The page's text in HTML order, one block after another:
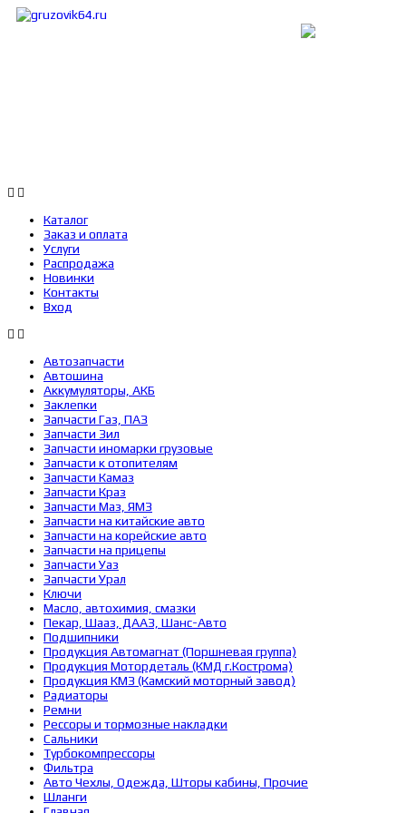
Каталог
Заказ и оплата
Услуги
Распродажа
Новинки
Контакты
Вход
Автозапчасти
Автошина
Аккумуляторы, АКБ
Заклепки
Запчасти Газ, ПАЗ
Запчасти Зил
Запчасти иномарки грузовые
Запчасти к отопителям
Запчасти Камаз
Запчасти Краз
Запчасти Маз, ЯМЗ
Запчасти на китайские авто
Запчасти на корейские авто
Запчасти на прицепы
Запчасти Уаз
Запчасти Урал
Ключи
Масло, автохимия, смазки
Пекар, Шааз, ДААЗ, Шанс-Авто
Подшипники
Продукция Автомагнат (Поршневая группа)
Продукция Мотордеталь (КМД г.Кострома)
Продукция КМЗ (Камский моторный завод)
Радиаторы
Ремни
Рессоры и тормозные накладки
Сальники
Турбокомпрессоры
Фильтра
Авто Чехлы, Одежда, Шторы кабины, Прочие
Шланги